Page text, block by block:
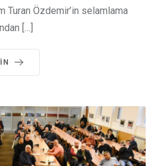
Turan Özdemir’in selamlama
[…]